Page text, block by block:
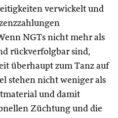
verwickelt und
NGTs nicht mehr als
rückverfolgbar sind,
überhaupt zum Tanz auf
stehen nicht weniger als
und damit
Züchtung und die